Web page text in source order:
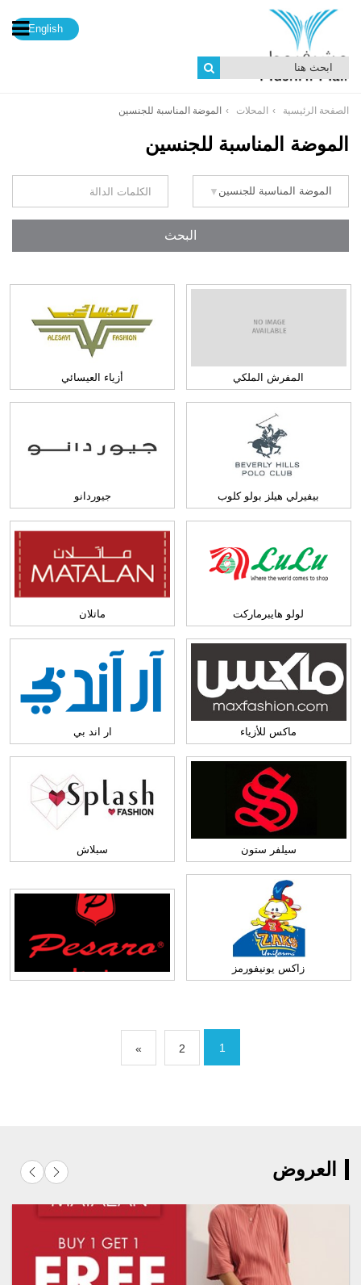
English
الصفحة الرئيسية المحلات الموضة المناسبة للجنسين
الموضة المناسبة للجنسين
البحث
المفرش الملكي أزياء العيسائي
بيفيرلي هيلز بولو كلوب جيوردانو
لولو هايبرماركت ماتلان
ماكس للأزياء ار اند بي
سيلفر ستون سبلاش
زاكس يونيفورمز
1
2
»
العروض